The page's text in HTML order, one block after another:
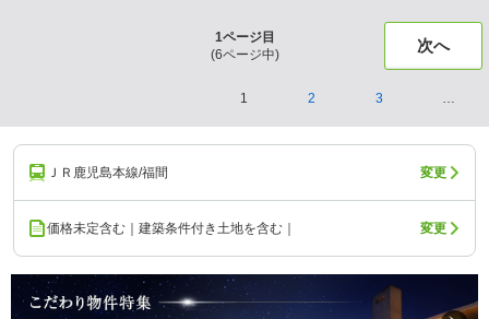
1ページ目
(6ページ中) 次へ
1 2 3 …
ＪＲ鹿児島本線/福間 変更
価格未定含む｜建築条件付き土地を含む｜ 変更